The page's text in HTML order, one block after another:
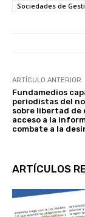
Sociedades de
ARTÍCULO ANTERIOR
Fundamedios
periodistas del
sobre libertad de
acceso a la
combate a la
ARTÍCULOS